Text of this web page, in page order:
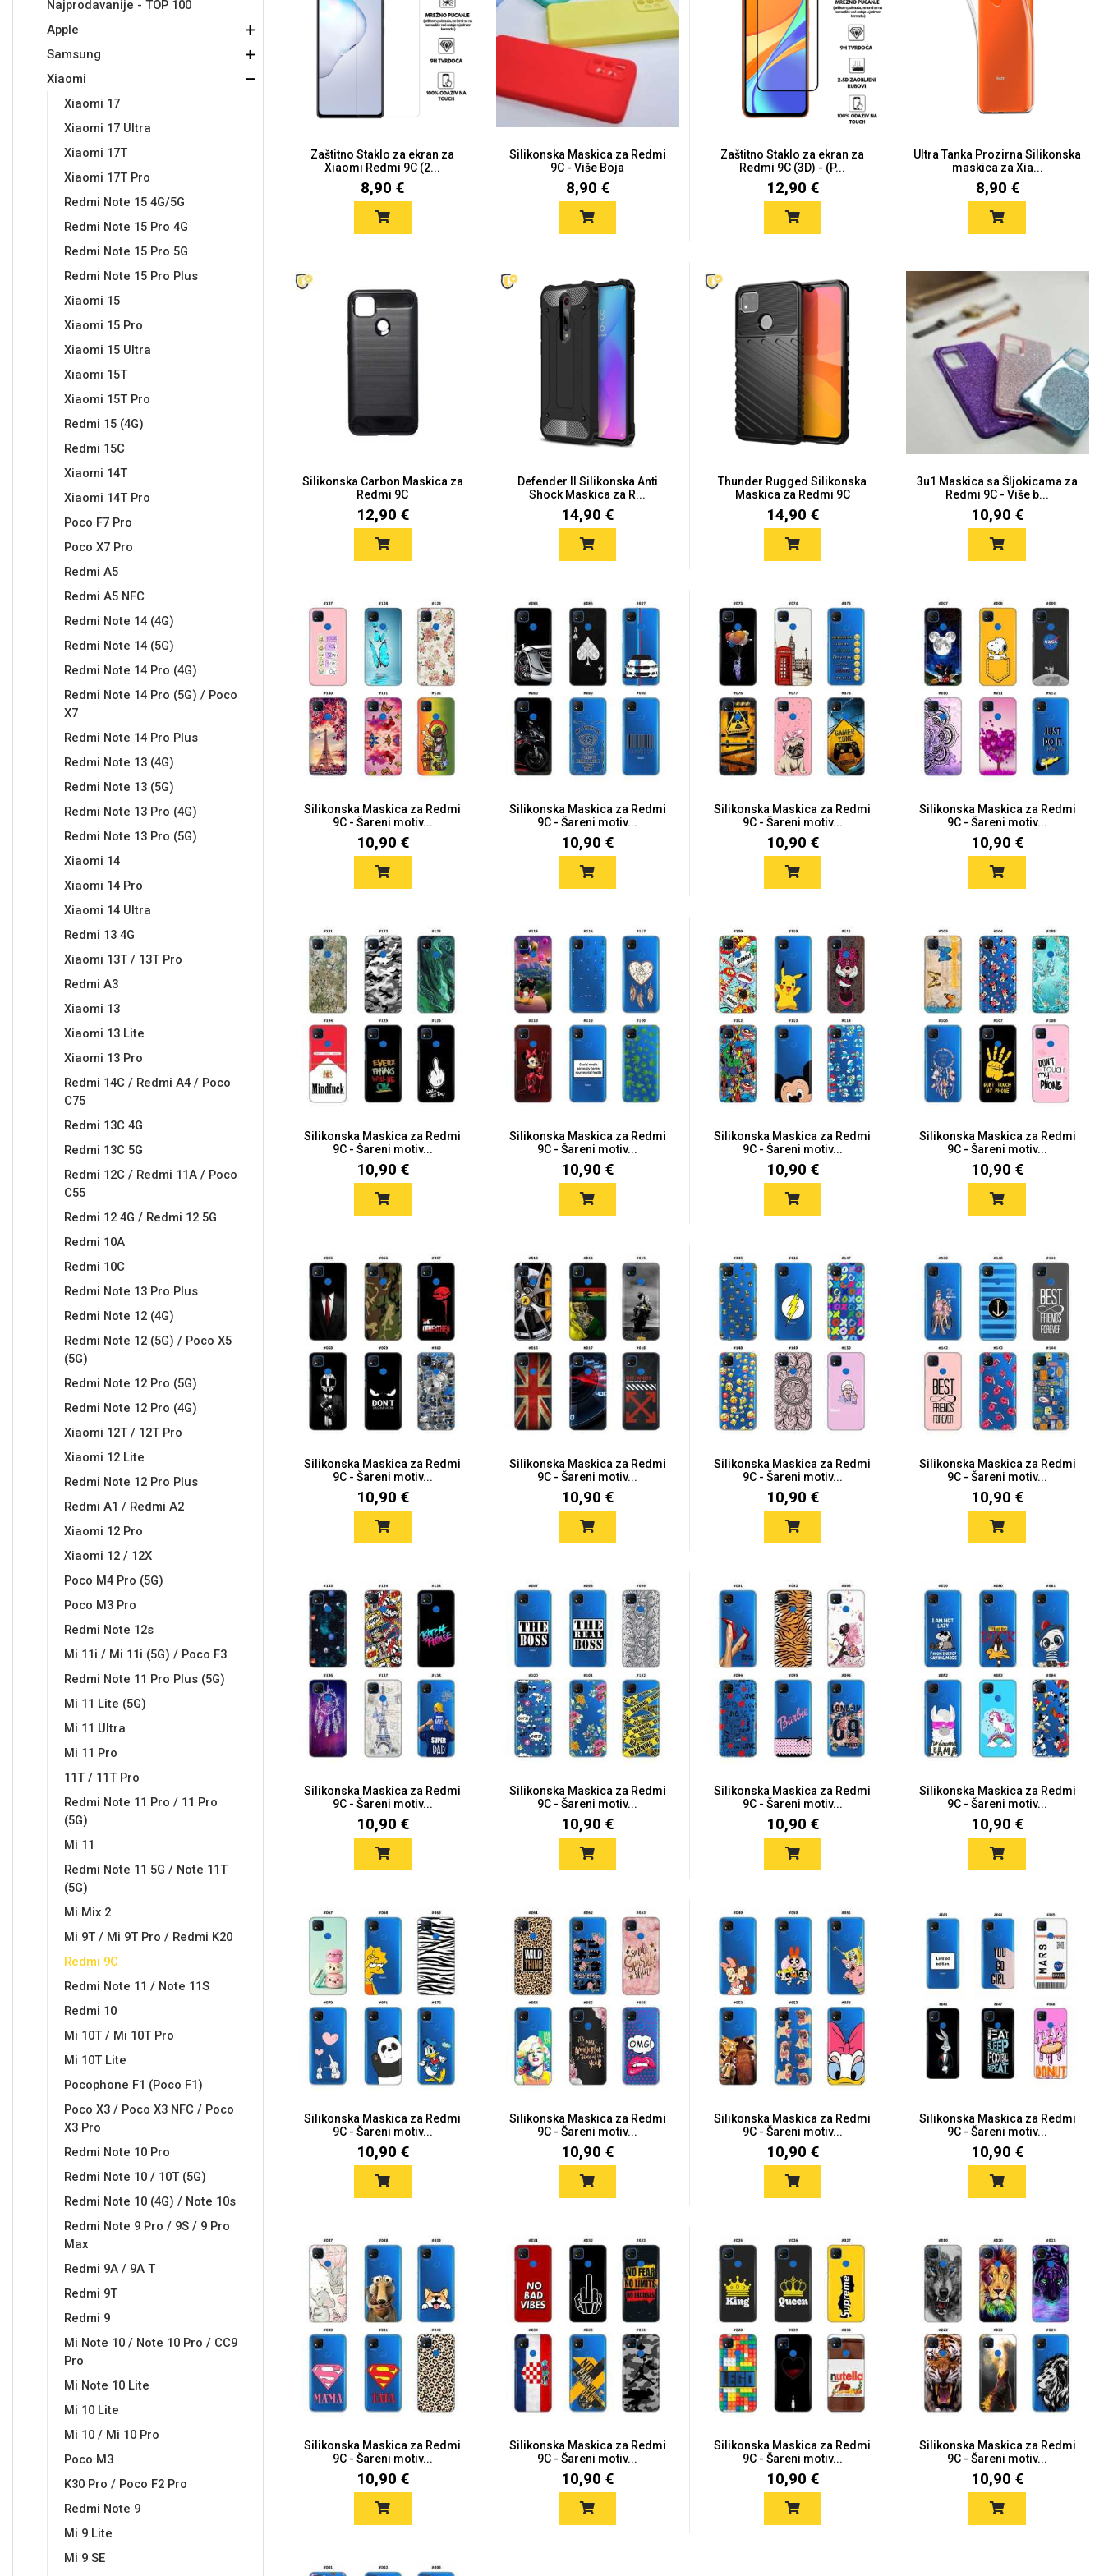
Najprodavanije - TOP 100
Apple
Samsung
Xiaomi
Xiaomi 17
Xiaomi 17 Ultra
Xiaomi 17T
Xiaomi 17T Pro
Redmi Note 15 4G/5G
Redmi Note 15 Pro 4G
Redmi Note 15 Pro 5G
Redmi Note 15 Pro Plus
Xiaomi 15
Xiaomi 15 Pro
Xiaomi 15 Ultra
Xiaomi 15T
Xiaomi 15T Pro
Redmi 15 (4G)
Redmi 15C
Xiaomi 14T
Xiaomi 14T Pro
Poco F7 Pro
Poco X7 Pro
Redmi A5
Redmi A5 NFC
Redmi Note 14 (4G)
Redmi Note 14 (5G)
Redmi Note 14 Pro (4G)
Redmi Note 14 Pro (5G) / Poco
X7
Redmi Note 14 Pro Plus
Redmi Note 13 (4G)
Redmi Note 13 (5G)
Redmi Note 13 Pro (4G)
Redmi Note 13 Pro (5G)
Xiaomi 14
Xiaomi 14 Pro
Xiaomi 14 Ultra
Redmi 13 4G
Xiaomi 13T / 13T Pro
Redmi A3
Xiaomi 13
Xiaomi 13 Lite
Xiaomi 13 Pro
Redmi 14C / Redmi A4 / Poco
C75
Redmi 13C 4G
Redmi 13C 5G
Redmi 12C / Redmi 11A / Poco
C55
Redmi 12 4G / Redmi 12 5G
Redmi 10A
Redmi 10C
Redmi Note 13 Pro Plus
Redmi Note 12 (4G)
Redmi Note 12 (5G) / Poco X5
(5G)
Redmi Note 12 Pro (5G)
Redmi Note 12 Pro (4G)
Xiaomi 12T / 12T Pro
Xiaomi 12 Lite
Redmi Note 12 Pro Plus
Redmi A1 / Redmi A2
Xiaomi 12 Pro
Xiaomi 12 / 12X
Poco M4 Pro (5G)
Poco M3 Pro
Redmi Note 12s
Mi 11i / Mi 11i (5G) / Poco F3
Redmi Note 11 Pro Plus (5G)
Mi 11 Lite (5G)
Mi 11 Ultra
Mi 11 Pro
11T / 11T Pro
Redmi Note 11 Pro / 11 Pro
(5G)
Mi 11
Redmi Note 11 5G / Note 11T
(5G)
Mi Mix 2
Mi 9T / Mi 9T Pro / Redmi K20
Redmi 9C
Redmi Note 11 / Note 11S
Redmi 10
Mi 10T / Mi 10T Pro
Mi 10T Lite
Pocophone F1 (Poco F1)
Poco X3 / Poco X3 NFC / Poco
X3 Pro
Redmi Note 10 Pro
Redmi Note 10 / 10T (5G)
Redmi Note 10 (4G) / Note 10s
Redmi Note 9 Pro / 9S / 9 Pro
Max
Redmi 9A / 9A T
Redmi 9T
Redmi 9
Mi Note 10 / Note 10 Pro / CC9
Pro
Mi Note 10 Lite
Mi 10 Lite
Mi 10 / Mi 10 Pro
Poco M3
K30 Pro / Poco F2 Pro
Redmi Note 9
Mi 9 Lite
Mi 9 SE
Zaštitno Staklo za ekran za
Xiaomi Redmi 9C (2...
8,90 €
Silikonska Maskica za Redmi
9C - Više Boja
8,90 €
Zaštitno Staklo za ekran za
Redmi 9C (3D) - (P...
12,90 €
Ultra Tanka Prozirna Silikonska
maskica za Xia...
8,90 €
Silikonska Carbon Maskica za
Redmi 9C
12,90 €
Defender II Silikonska Anti
Shock Maskica za R...
14,90 €
Thunder Rugged Silikonska
Maskica za Redmi 9C
14,90 €
3u1 Maskica sa Šljokicama za
Redmi 9C - Više b...
10,90 €
Silikonska Maskica za Redmi
9C - Šareni motiv...
10,90 €
Silikonska Maskica za Redmi
9C - Šareni motiv...
10,90 €
Silikonska Maskica za Redmi
9C - Šareni motiv...
10,90 €
Silikonska Maskica za Redmi
9C - Šareni motiv...
10,90 €
Silikonska Maskica za Redmi
9C - Šareni motiv...
10,90 €
Silikonska Maskica za Redmi
9C - Šareni motiv...
10,90 €
Silikonska Maskica za Redmi
9C - Šareni motiv...
10,90 €
Silikonska Maskica za Redmi
9C - Šareni motiv...
10,90 €
Silikonska Maskica za Redmi
9C - Šareni motiv...
10,90 €
Silikonska Maskica za Redmi
9C - Šareni motiv...
10,90 €
Silikonska Maskica za Redmi
9C - Šareni motiv...
10,90 €
Silikonska Maskica za Redmi
9C - Šareni motiv...
10,90 €
Silikonska Maskica za Redmi
9C - Šareni motiv...
10,90 €
Silikonska Maskica za Redmi
9C - Šareni motiv...
10,90 €
Silikonska Maskica za Redmi
9C - Šareni motiv...
10,90 €
Silikonska Maskica za Redmi
9C - Šareni motiv...
10,90 €
Silikonska Maskica za Redmi
9C - Šareni motiv...
10,90 €
Silikonska Maskica za Redmi
9C - Šareni motiv...
10,90 €
Silikonska Maskica za Redmi
9C - Šareni motiv...
10,90 €
Silikonska Maskica za Redmi
9C - Šareni motiv...
10,90 €
Silikonska Maskica za Redmi
9C - Šareni motiv...
10,90 €
Silikonska Maskica za Redmi
9C - Šareni motiv...
10,90 €
Silikonska Maskica za Redmi
9C - Šareni motiv...
10,90 €
Silikonska Maskica za Redmi
9C - Šareni motiv...
10,90 €
Croatos Najprodavanije - TOP 100
Gym
Životinjsko carstvo
Svemirska kolekcija
Love motivi
Quotes Collection
Zodiac
Doodles
Monogrami
Za njega
Svijet životinja Auto - Moto motivi
MarbleMania
Crtani filmovi
Obiteljski motivi
Punjači za mobitel
Univerzalno kaljeno staklo
Preklopne maskice
Sony
Ostali držači
AUX kablovi